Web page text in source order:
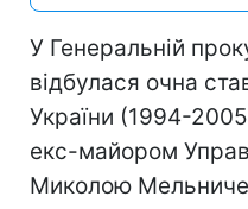
У Генеральній
відбулася очна
України (1994-
екс-майором
Миколою